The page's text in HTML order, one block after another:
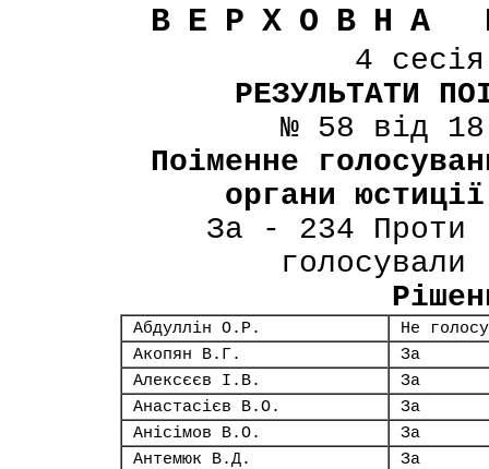
ВЕРХОВНА
4
РЕЗУЛЬТАТИ
№ 58 від
Поіменне
органи
За - 234 Проти
Абдуллін О.Р.
Не
Акопян В.Г.
За
Алексєєв І.В.
За
Анастасієв В.О.
За
Анісімов В.О.
За
Антемюк В.Д.
За